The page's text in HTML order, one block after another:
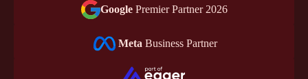
Google Premier Partner 2026
Meta Business Partner